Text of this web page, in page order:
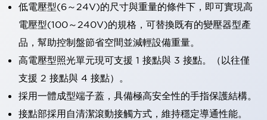
低電壓型(6～24V)的尺寸與重量的條件下，即可實現高
電壓型(100～240V)的規格，可替換既有的變壓器型產
品，幫助控制盤節省空間並減輕設備重量。
高電壓型照光單元現可支援 1 接點與 3 接點。（以往僅
支援 2 接點與 4 接點）。
採用一體成型端子蓋，具備極高安全性的手指保護結構。
接點部採用自清潔滾動接觸方式，維持穩定導通性能。